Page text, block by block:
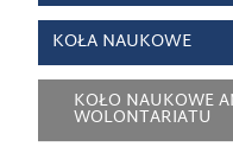
KOŁA NAUKOWE
KOŁO NAUKOWE
WOLONTARIATU